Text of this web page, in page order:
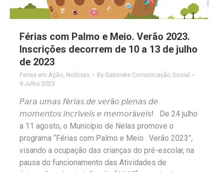
Férias com Palmo e Meio. Verão 2023.
Inscrições decorrem de 10 a 13 de julho
de 2023
Ferias em Ação Notícias By Gabinete Comunicação Social
9 Julho 2023
𝘗𝘢𝘳𝘢 𝘶𝘮𝘢𝘴 𝘧é𝘳𝘪𝘢𝘴 𝘥𝘦 𝘷𝘦𝘳ã𝘰 𝘱𝘭𝘦𝘯𝘢𝘴 𝘥𝘦
𝘮𝘰𝘮𝘦𝘯𝘵𝘰𝘴 𝘪𝘯𝘤𝘳í𝘷𝘦𝘪𝘴 𝘦 𝘮𝘦𝘮𝘰𝘳á𝘷𝘦𝘪𝘴! De 24 julho
a 11 agosto, o Município de Nelas promove o
programa “Férias com Palmo e Meio . Verão 2023”,
visando a ocupação das crianças do pré-escolar, na
pausa do funcionamento das Atividades de